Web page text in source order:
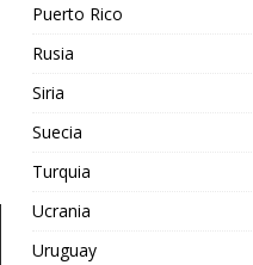
Puerto Rico
Rusia
Siria
Suecia
Turquia
Ucrania
Uruguay